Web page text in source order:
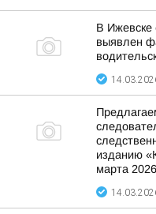
В Ижевске
выявлен
изданию
марта